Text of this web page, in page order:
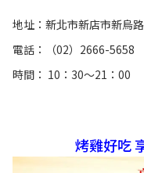
地址：新北市新店市新烏
電話：（02）2666-5658
時間： 10：30～21：00
烤雞好吃